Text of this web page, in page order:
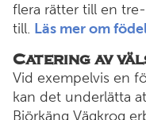
flera rätter till en
till. Läs mer om
Catering av
Vid exempelvis en
kan det underlätta
Björkäng Vägkrog